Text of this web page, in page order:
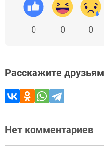
0 0 0
Расскажите друзьям
Нет комментариев